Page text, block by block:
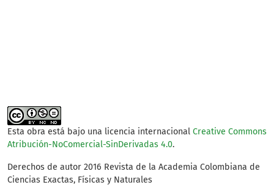
Esta obra está bajo una licencia internacional Creative Commons
Atribución-NoComercial-SinDerivadas 4.0.
Derechos de autor 2016 Revista de la Academia Colombiana de
Ciencias Exactas, Físicas y Naturales